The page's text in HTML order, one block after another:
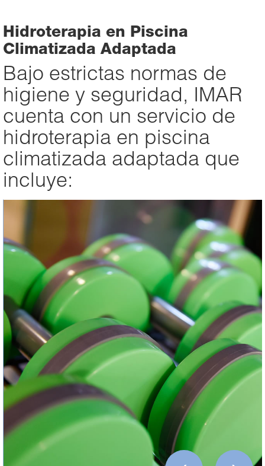
Hidroterapia en Piscina
Climatizada Adaptada
Bajo estrictas normas de
higiene y seguridad, IMAR
cuenta con un servicio de
hidroterapia en piscina
climatizada adaptada que
incluye: